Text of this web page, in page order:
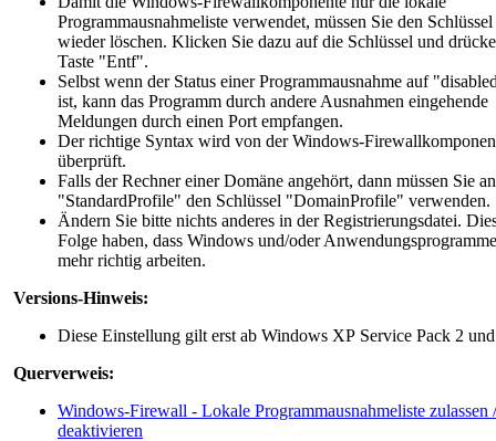
Programmausnahmeliste verwendet, müssen Sie den
wieder löschen. Klicken Sie dazu auf die Schlüssel und
Taste "Entf".
Selbst wenn der Status einer Programmausnahme auf
ist, kann das Programm durch andere Ausnahmen eingehende
Meldungen durch einen Port empfangen.
Der richtige Syntax wird von der Windows-
überprüft.
Falls der Rechner einer Domäne angehört, dann müssen Sie
"StandardProfile" den Schlüssel "DomainProfile" verwenden.
Ändern Sie bitte nichts anderes in der Registrierungsdatei.
Folge haben, dass Windows und/oder
mehr richtig arbeiten.
Versions-Hinweis:
Diese Einstellung gilt erst ab Windows XP Service Pack 2
Querverweis:
Windows-Firewall - Lokale Programmausnahmeliste zulassen /
deaktivieren